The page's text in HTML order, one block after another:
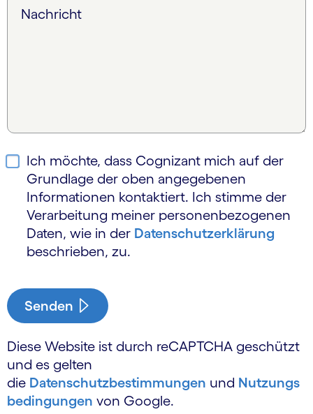
Nachricht
Ich möchte, dass Cognizant mich auf der
Grundlage der oben angegebenen
Informationen kontaktiert. Ich stimme der
Verarbeitung meiner personen­bezogenen
Daten, wie in der Daten­schutz­erklärung
beschrieben, zu.
Senden
Diese Website ist durch reCAPTCHA geschützt
und es gelten
die Datenschutzbestimmungen und Nutzungs
bedingungen von Google.